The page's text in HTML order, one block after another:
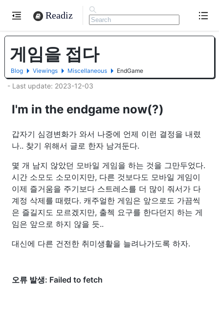
Readiz
게임을 접다
Blog Viewings Miscellaneous EndGame
- Last update: 2023-12-03
I'm in the endgame now(?)
갑자기 심경변화가 와서 나중에 언제 이런 결정을 내렸
나.. 찾기 위해서 글로 한자 남겨둔다.
몇 개 남지 않았던 모바일 게임을 하는 것을 그만두었다.
시간 소모도 소모이지만, 다른 것보다도 모바일 게임이
이제 즐거움을 주기보다 스트레스를 더 많이 줘서가 다
계정 삭제를 때렸다. 캐주얼한 게임은 앞으로도 가끔씩
은 즐길지도 모르겠지만, 출첵 요구를 한다던지 하는 게
임은 앞으로 하지 않을 듯..
대신에 다른 건전한 취미생활을 늘려나가도록 하자.